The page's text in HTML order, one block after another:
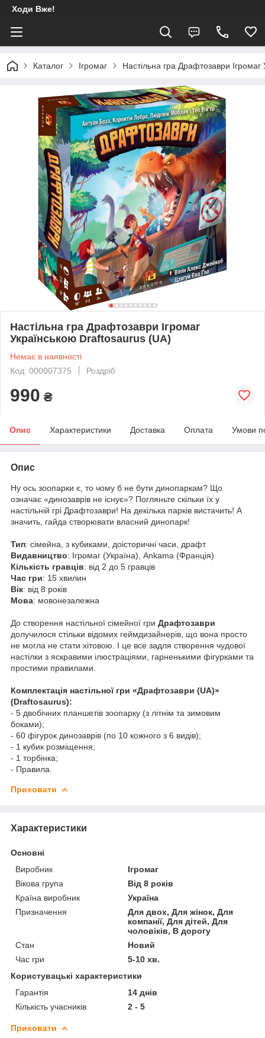
Ходи Вже!
Каталог Ігромаг Настільна гра Драфтозаври
Настільна гра Драфтозаври Ігромаг
Українською Draftosaurus (UA)
Немає в наявності
Код: 000007375
Роздріб
990 ₴
Опис Характеристики Доставка Оплата Умови
Опис
Ну ось зоопарки є, то чому б не бути динопаркам? Що
означає «динозаврів не існує»? Погляньте скільки їх у
настільній грі Драфтозаври! На декілька парків вистачить! А
значить, гайда створювати власний динопарк!
Тип: сімейна, з кубиками, доісторичні часи, драфт
Видавництво: Ігромаг (Україна), Ankama (Франція)
Кiлькiсть гравцiв: від 2 до 5 гравців
Час гри: 15 хвилин
Вiк: від 8 років
Мова: мовонезалежна
До створення настільної сімейної гри Драфтозаври
долучилося стільки відомих геймдизайнерів, що вона просто
не могла не стати хітовою. І це все задля створення чудової
настілки з яскравими ілюстраціями, гарненькими фігурками та
простими правилами.
Комплектація настільної гри «Драфтозаври (UA)»
(Draftosaurus):
- 5 двобічних планшетів зоопарку (з літнім та зимовим
боками);
- 60 фігурок динозаврів (по 10 кожного з 6 видів);
- 1 кубик розміщення;
- 1 торбінка;
- Правила.
Приховати
Характеристики
Основні
Виробник
Ігромаг
Вікова група
Від 8 років
Країна виробник
Україна
Призначення
Для двох, Для жінок, Для
компанії, Для дітей, Для
чоловіків, В дорогу
Стан
Новий
Час гри
5-10 хв.
Користувацькі характеристики
Гарантія
14 днів
Кількість учасників
2 - 5
Приховати